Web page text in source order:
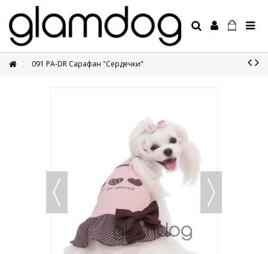
+7 495 1250410
091 PA-DR Сарафан "Сердечки"